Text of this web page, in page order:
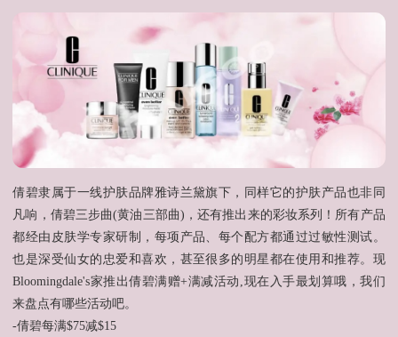
倩碧隶属于一线护肤品牌雅诗兰黛旗下，同样它的护肤产品也非同
凡响，倩碧三步曲(黄油三部曲)，还有推出来的彩妆系列！所有产品
都经由皮肤学专家研制，每项产品、每个配方都通过过敏性测试。
也是深受仙女的忠爱和喜欢，甚至很多的明星都在使用和推荐。现
Bloomingdale's家推出倩碧满赠+满减活动,现在入手最划算哦，我们
来盘点有哪些活动吧。
-倩碧每满$75减$15